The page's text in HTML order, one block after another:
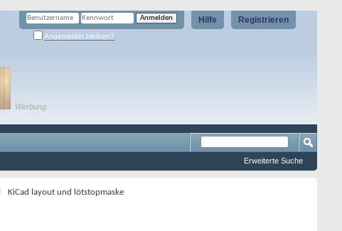
Registrieren
Hilfe
Angemeldet bleiben?
Werbung
Erweiterte Suche
KiCad layout und lötstopmaske